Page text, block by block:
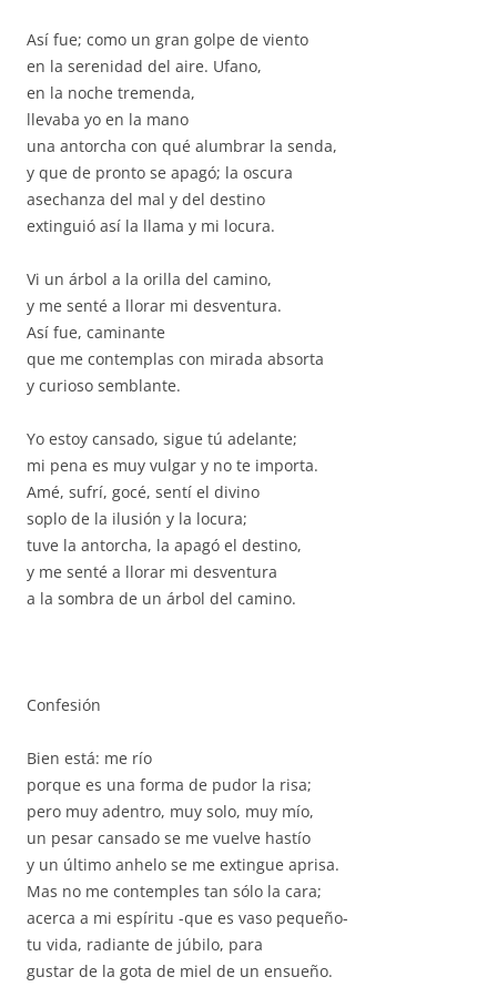
Así fue; como un gran golpe de viento
en la serenidad del aire. Ufano,
en la noche tremenda,
llevaba yo en la mano
una antorcha con qué alumbrar la senda,
y que de pronto se apagó; la oscura
asechanza del mal y del destino
extinguió así la llama y mi locura.
Vi un árbol a la orilla del camino,
y me senté a llorar mi desventura.
Así fue, caminante
que me contemplas con mirada absorta
y curioso semblante.
Yo estoy cansado, sigue tú adelante;
mi pena es muy vulgar y no te importa.
Amé, sufrí, gocé, sentí el divino
soplo de la ilusión y la locura;
tuve la antorcha, la apagó el destino,
y me senté a llorar mi desventura
a la sombra de un árbol del camino.
Confesión
Bien está: me río
porque es una forma de pudor la risa;
pero muy adentro, muy solo, muy mío,
un pesar cansado se me vuelve hastío
y un último anhelo se me extingue aprisa.
Mas no me contemples tan sólo la cara;
acerca a mi espíritu -que es vaso pequeño-
tu vida, radiante de júbilo, para
gustar de la gota de miel de un ensueño.